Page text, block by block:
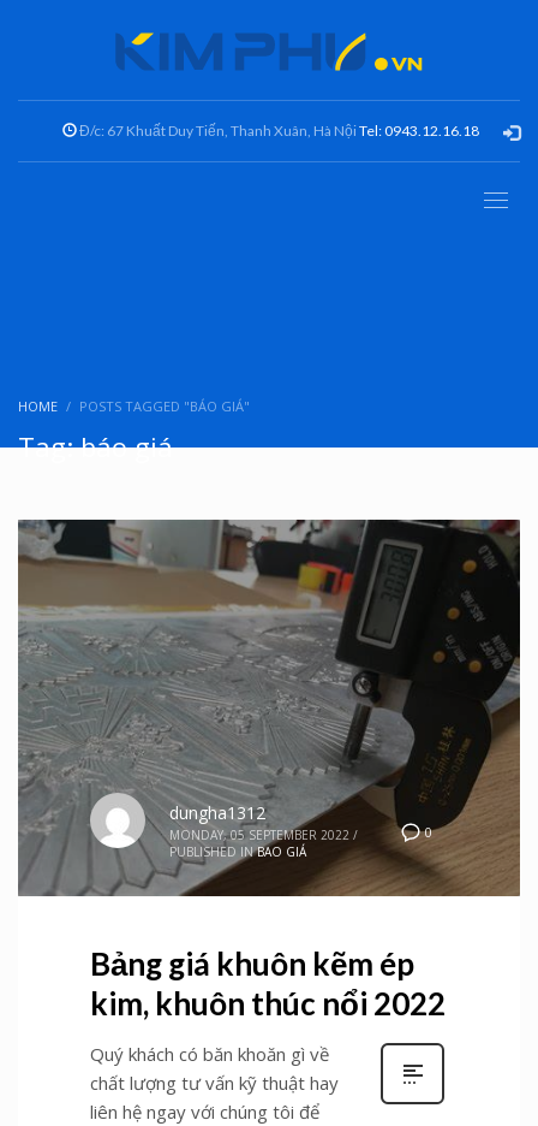
Đ/c: 67 Khuất Duy Tiến, Thanh Xuân, Hà NộiTel: 0943.12.16.18
HOME POSTS TAGGED "BÁO GIÁ"
Tag: báo giá
0
dungha1312
MONDAY, 05 SEPTEMBER 2022 /
PUBLISHED IN BAO GIÁ
Bảng giá khuôn kẽm ép
kim, khuôn thúc nổi 2022
Quý khách có băn khoăn gì về
chất lượng tư vấn kỹ thuật hay
liên hệ ngay với chúng tôi để